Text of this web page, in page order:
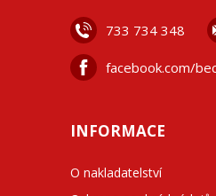
733 734 348
facebook.com/
INFORMACE
O nakladatelství